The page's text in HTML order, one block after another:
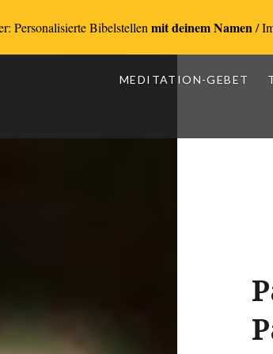
MEDITATION-GEBET
Personalisierte Bibelstellen mit deinem Namen/